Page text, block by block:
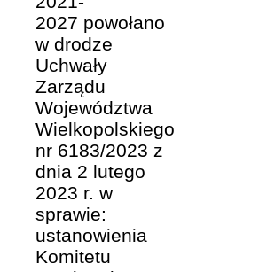
2027 powołano
w drodze
Uchwały
Zarządu
Województwa
Wielkopolskiego
nr 6183/2023 z
dnia 2 lutego
2023 r. w
sprawie:
ustanowienia
Komitetu